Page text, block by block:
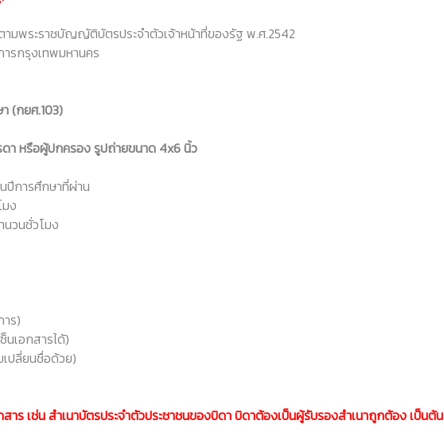
พระราชบัญญัติบัตรประจำตัวเจ้าหน้าที่ของรัฐ พ.ศ.2542
กรุงเทพมหานคร
(กยศ.103)
หรือผู้ปกครอง รูปถ่ายขนาด 4x6 นิ้ว
ปีการศึกษาที่ผ่าน
ง
วนชั่วโมง
ร)
เอกสารได้)
ปลี่ยนชื่อด้วย)
ร เช่น สำเนาบัตรประจำตัวประชาชนของบิดา บิดาต้องเป็นผู้รับรองสำเนาถูกต้อง เป็นต้น